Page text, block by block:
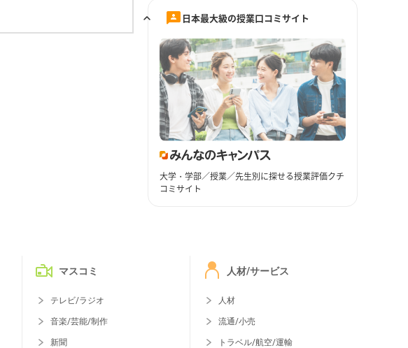
日本最大級の授業口コミサイト
大学・学部／授業／先生別に探せる授業評価クチ
コミサイト
マスコミ
テレビ/ラジオ
音楽/芸能/制作
新聞
人材/サービス
人材
流通/小売
トラベル/航空/運輸